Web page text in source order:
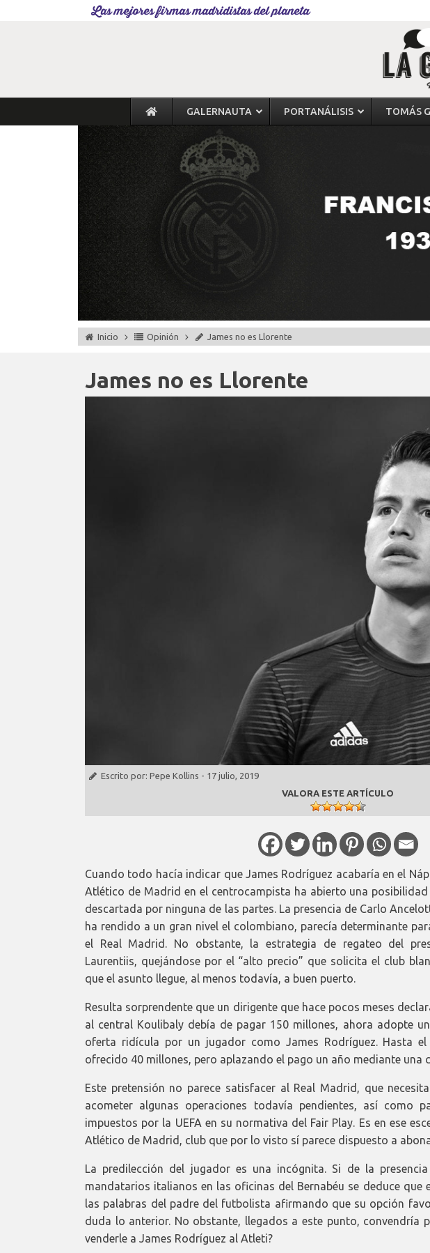
Las mejores firmas madridistas del planeta
GALERNAUTA PORTANÁLISIS TOMÁS
Inicio Opinión James no es Llorente
James no es Llorente
Escrito por: Pepe Kollins - 17 julio, 2019
VALORA ESTE ARTÍCULO
Cuando todo hacía indicar que James Rodríguez acabaría en el
Atlético de Madrid en el centrocampista ha abierto una
descartada por ninguna de las partes. La presencia de Carlo
ha rendido a un gran nivel el colombiano, parecía determinante
el Real Madrid. No obstante, la estrategia de regateo del
Laurentiis, quejándose por el “alto precio” que solicita el club
que el asunto llegue, al menos todavía, a buen puerto.
Resulta sorprendente que un dirigente que hace pocos meses
al central Koulibaly debía de pagar 150 millones, ahora adopte
oferta ridícula por un jugador como James Rodríguez. Hasta
ofrecido 40 millones, pero aplazando el pago un año mediante una
Este pretensión no parece satisfacer al Real Madrid, que
acometer algunas operaciones todavía pendientes, así como
impuestos por la UEFA en su normativa del Fair Play. Es en ese
Atlético de Madrid, club que por lo visto sí parece dispuesto a
La predilección del jugador es una incógnita. Si de la
mandatarios italianos en las oficinas del Bernabéu se deduce que
las palabras del padre del futbolista afirmando que su opción
duda lo anterior. No obstante, llegados a este punto, convendría
venderle a James Rodríguez al Atleti?